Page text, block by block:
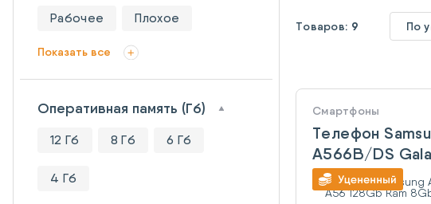
Рабочее Плохое
Показать все
Оперативная память (Гб)
12 Гб 8 Гб 6 Гб
4 Гб
Товаров: 9 По
Смартфоны
Телефон
A566B/DS
128Gb Ram